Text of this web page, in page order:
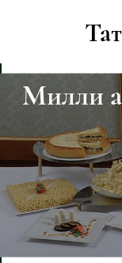
Милли